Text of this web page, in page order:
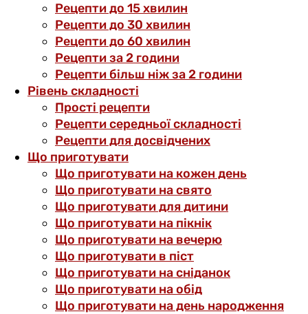
Рецепти до 15 хвилин
Рецепти до 30 хвилин
Рецепти до 60 хвилин
Рецепти за 2 години
Рецепти більш ніж за 2 години
Рівень складності
Прості рецепти
Рецепти середньої складності
Рецепти для досвідчених
Що приготувати
Що приготувати на кожен день
Що приготувати на свято
Що приготувати для дитини
Що приготувати на пікнік
Що приготувати на вечерю
Що приготувати в піст
Що приготувати на сніданок
Що приготувати на обід
Що приготувати на день народження